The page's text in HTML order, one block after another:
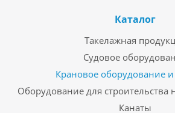
Каталог
Такелажная
Судовое
Крановое оборудование и
Оборудование для строительства
Канаты